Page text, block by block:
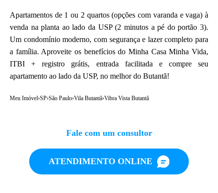
Apartamentos de 1 ou 2 quartos (opções com varanda e vaga) à
venda na planta ao lado da USP (2 minutos a pé do portão 3).
Um condomínio moderno, com segurança e lazer completo para
a família. Aproveite os benefícios do Minha Casa Minha Vida,
ITBI + registro grátis, entrada facilitada e compre seu
apartamento ao lado da USP, no melhor do Butantã!
Meu Imóvel›SP›São Paulo›Vila Butantã›Vibra Vista Butantã
Fale com um consultor
ATENDIMENTO ONLINE